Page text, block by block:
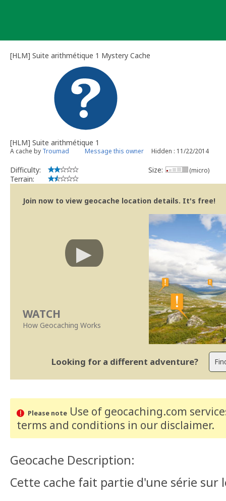
[HLM] Suite arithmétique 1 Mystery Cache
[HLM] Suite arithmétique 1
A cache by Troumad Message this owner Hidden : 11/22/2014
Difficulty:
Terrain:
Size: (micro)
Join now to view geocache location details. It's free!
WATCH
How Geocaching Works
Looking for a different adventure?
Please noteUse of geocaching.com
terms and conditions in our disclaimer.
Geocache Description:
Cette cache fait partie d'une série sur